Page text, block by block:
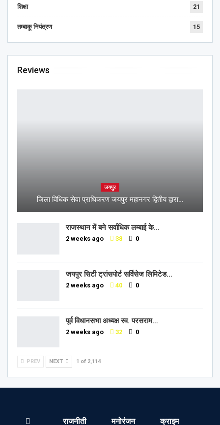
शिक्षा 21
तम्बाकू नियंत्रण 15
Reviews
जयपुर
जिला विधिक सेवा प्राधिकरण जयपुर महानगर द्वितीय द्वारा…
राजस्थान में बने सर्वाधिक लम्बाई के…
2 weeks ago 38 0
जयपुर सिटी ट्रांसपोर्ट सर्विसेज लिमिटेड…
2 weeks ago 40 0
पूर्व विधानसभा अध्यक्ष स्व. परसराम…
2 weeks ago 32 0
PREV NEXT 1 of 2,114
राजनीती मनोरंजन क्राइम